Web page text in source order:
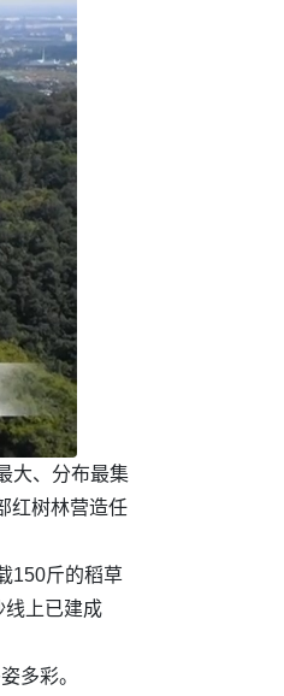
大、分布最集
红树林营造任
150斤的稻草
线上已建成
多彩。